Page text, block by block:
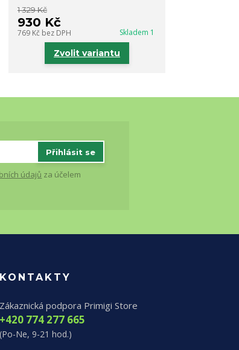
1 329 Kč
930 Kč
769 Kč bez DPH Skladem 1
Zvolit variantu
Přihlásit se
údajů za účelem
KONTAKTY
Zákaznická podpora Primigi Store
+420 774 277 665
(Po-Ne, 9-21 hod.)